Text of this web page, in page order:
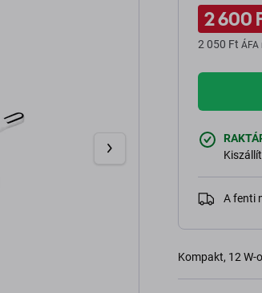
2 600
2 050 Ft ÁFA
A fenti
Kompakt, 12 W-